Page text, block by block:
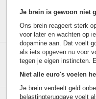
Je brein is gewoon niet
Ons brein reageert sterk
voor later en wachten op
dopamine aan. Dat voelt
als iets opgeven nu voor
tegen je eigen instincten.
Niet alle euro's voelen
Je brein verdeelt geld
belastingteruggave voelt